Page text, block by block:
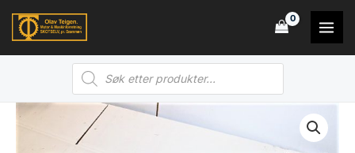
Products
search